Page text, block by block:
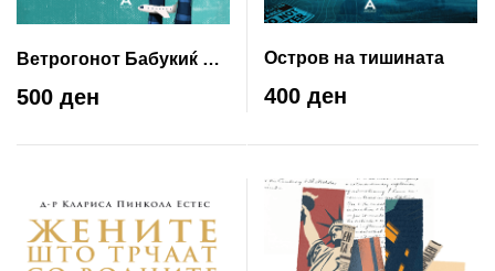
Ветрогонот Бабукиќ и
неговото време
500 ден
Остров на тишината
400 ден